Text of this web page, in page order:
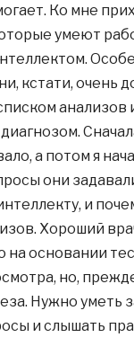
Ко мне
умеют
кстати, очень
анализов
а потом я
они
и
Хороший
на основании
но,
Нужно уметь
и слышать